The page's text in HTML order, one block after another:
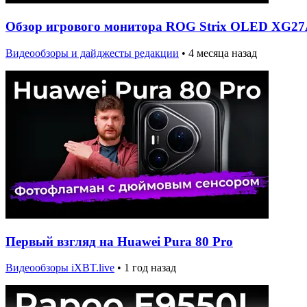
Обзор игрового монитора ROG Strix OLED
Видеообзоры и дайджесты редакции • 4 месяца назад
Первый взгляд на Huawei Pura 80 Pro
Видеообзоры iXBT.live • 1 год назад